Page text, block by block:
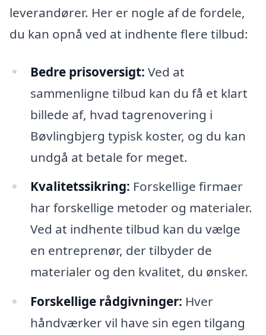
leverandører. Her er nogle af de fordele,
du kan opnå ved at indhente flere tilbud:
Bedre prisoversigt: Ved at
sammenligne tilbud kan du få et klart
billede af, hvad tagrenovering i
Bøvlingbjerg typisk koster, og du kan
undgå at betale for meget.
Kvalitetssikring: Forskellige firmaer
har forskellige metoder og materialer.
Ved at indhente tilbud kan du vælge
en entreprenør, der tilbyder de
materialer og den kvalitet, du ønsker.
Forskellige rådgivninger: Hver
håndværker vil have sin egen tilgang